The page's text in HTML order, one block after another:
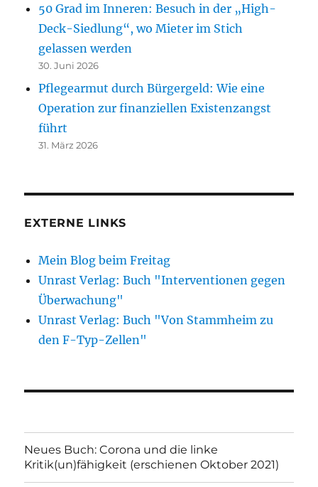
50 Grad im Inneren: Besuch in der „High-
Deck-Siedlung“, wo Mieter im Stich
gelassen werden
30. Juni 2026
Pflegearmut durch Bürgergeld: Wie eine
Operation zur finanziellen Existenzangst
führt
31. März 2026
EXTERNE LINKS
Mein Blog beim Freitag
Unrast Verlag: Buch "Interventionen gegen
Überwachung"
Unrast Verlag: Buch "Von Stammheim zu
den F-Typ-Zellen"
Neues Buch: Corona und die linke
Kritik(un)fähigkeit (erschienen Oktober 2021)